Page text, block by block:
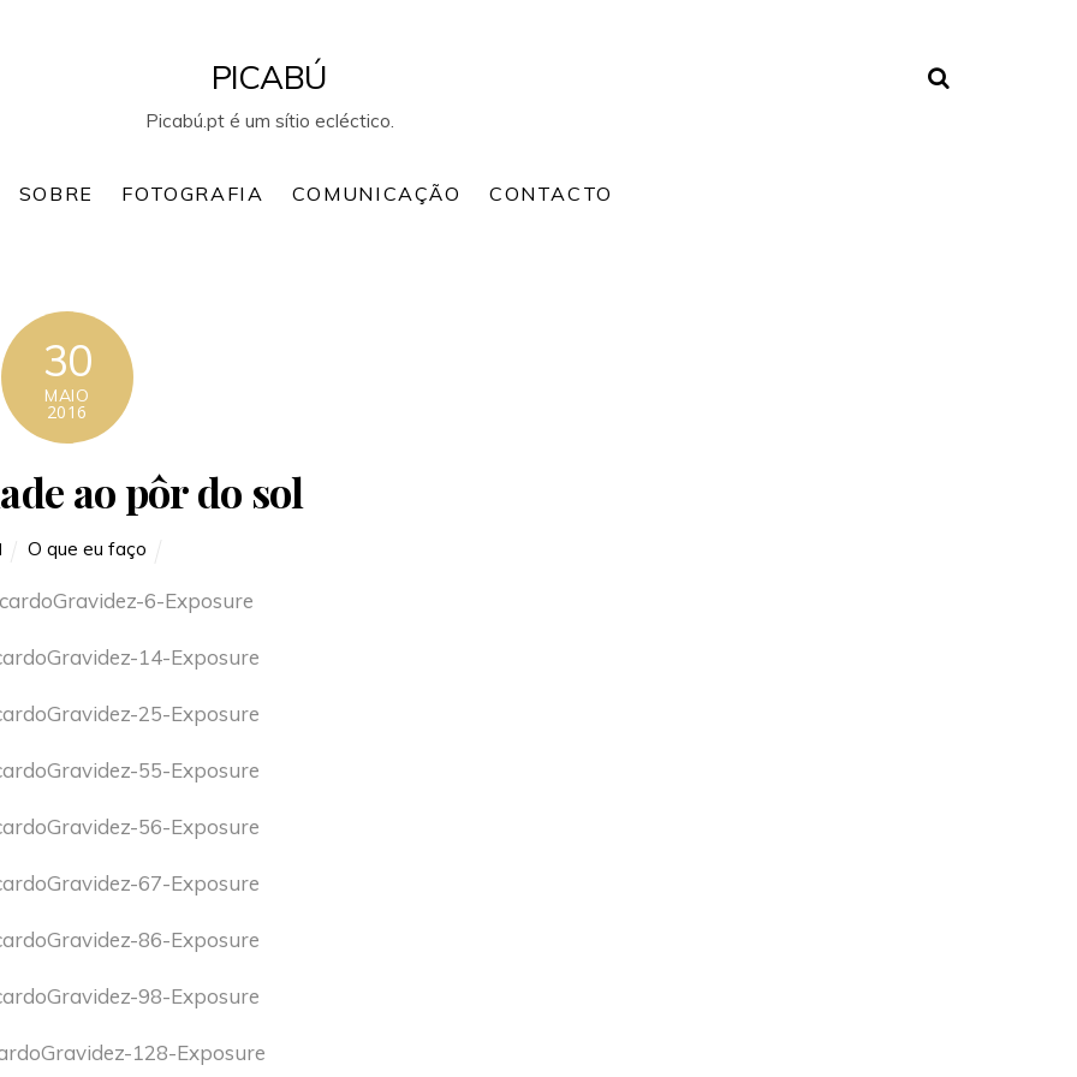
PICABÚ
Picabú.pt é um sítio ecléctico.
SOBRE FOTOGRAFIA COMUNICAÇÃO CONTACTO
30
MAIO
2016
ao pôr do sol
O que eu faço